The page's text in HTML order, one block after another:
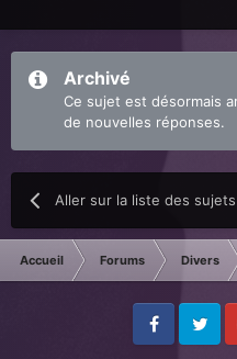
Archivé
Ce sujet est désormais
de nouvelles réponses.
Aller sur la liste des sujets
Accueil Forums Divers
FacebookTwitter